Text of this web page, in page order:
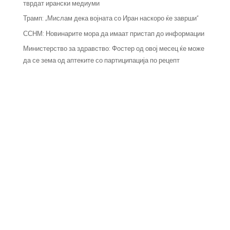
тврдат ирански медиуми
Трамп: „Мислам дека војната со Иран наскоро ќе заврши“
ССНМ: Новинарите мора да имаат пристап до информации
Министерство за здравство: Фостер од овој месец ќе може
да се зема од аптеките со партиципација по рецепт